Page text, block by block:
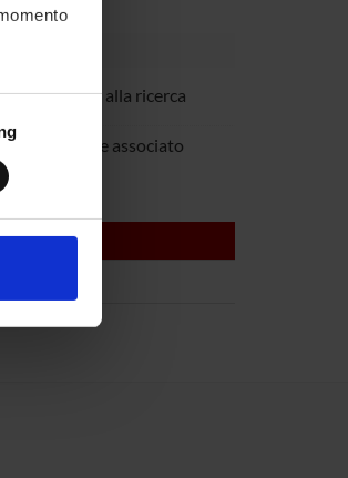
Incaricato alla ricerca
Professore associato